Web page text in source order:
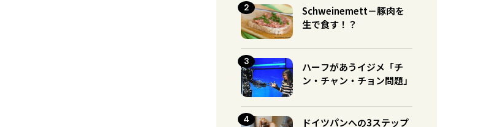
Schweinemett－豚肉を
生で食す！？
ハーフがあうイジメ「チ
ン・チャン・チョン問題」
ドイツパンへの3ステップ